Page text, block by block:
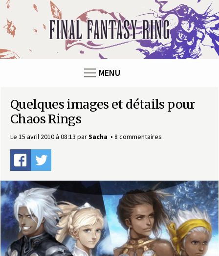
F
n
n
t
a
s
MENU
Quelques images et détails pour
Chaos Rings
Le 15 avril 2010 à 08:13 parSacha 8 commentaires
Panneau de gestion des cookies